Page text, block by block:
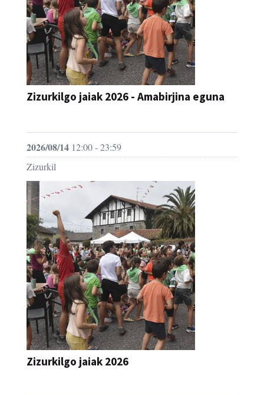
Zizurkilgo jaiak 2026 - Amabirjina eguna
2026/08/14 12:00 - 23:59
Zizurkil
Zizurkilgo jaiak 2026